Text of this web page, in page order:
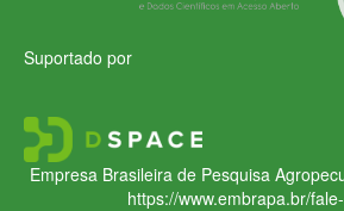
Suportado por
Empresa Brasileira de Pesquisa
https://www.embrapa.br/